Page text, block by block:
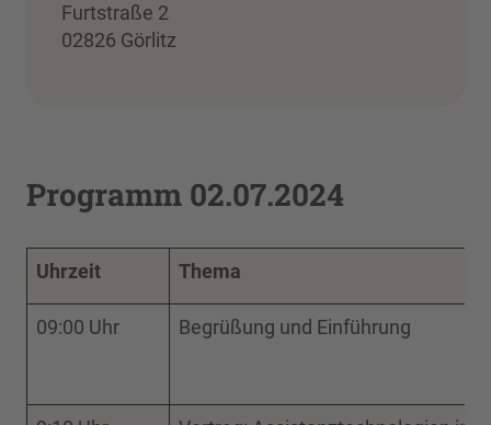
Furtstraße 2
02826 Görlitz
Programm 02.07.2024
Uhrzeit Thema
09:00 Uhr Begrüßung und Einführung